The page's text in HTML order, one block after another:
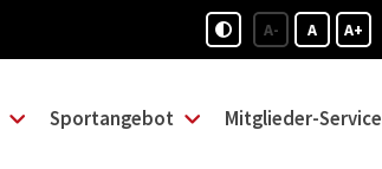
A- A A+
Sportangebot Mitglieder-Service